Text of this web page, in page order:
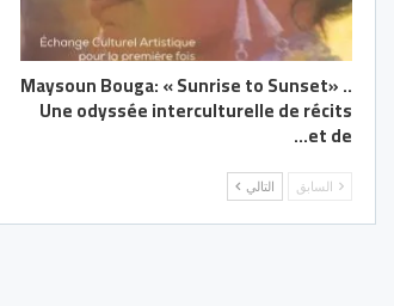
Maysoun Bouga: « Sunrise to Sunset» ..
Une odyssée interculturelle de récits
et de…
السابق التالي